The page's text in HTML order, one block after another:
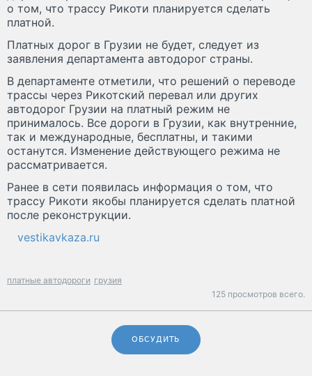
о том, что трассу Рикоти планируется сделать
платной.
Платных дорог в Грузии не будет, следует из
заявления департамента автодорог страны.
В департаменте отметили, что решений о переводе
трассы через Рикотский перевал или других
автодорог Грузии на платный режим не
принималось. Все дороги в Грузии, как внутренние,
так и международные, бесплатны, и такими
останутся. Изменение действующего режима не
рассматривается.
Ранее в сети появилась информация о том, что
трассу Рикоти якобы планируется сделать платной
после реконструкции.
vestikavkaza.ru
платные автодороги грузия
125 просмотров всего.
ОБСУДИТЬ